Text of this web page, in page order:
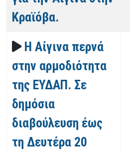
Κραϊόβα.
Η Αίγινα περνά
στην αρμοδιότητα
της ΕΥΔΑΠ. Σε
δημόσια
διαβούλευση έως
τη Δευτέρα 20